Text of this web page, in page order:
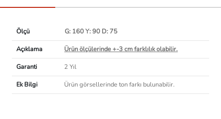
Ölçü
G: 160 Y: 90 D: 75
Açıklama
Ürün ölçülerinde +-3 cm farklılık olabilir.
Garanti
2 Yıl
Ek Bilgi
Ürün görsellerinde ton farkı bulunabilir.